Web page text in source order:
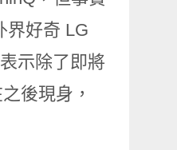
界好奇 LG
示除了即將
後現身，